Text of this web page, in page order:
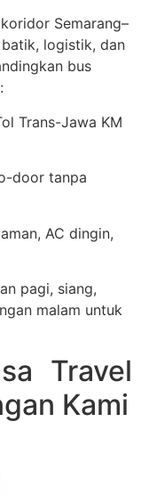
Semarang–
logistik, dan
bus
Trans-Jawa KM
door tanpa
AC dingin,
pagi, siang,
malam untuk
Travel
Kami